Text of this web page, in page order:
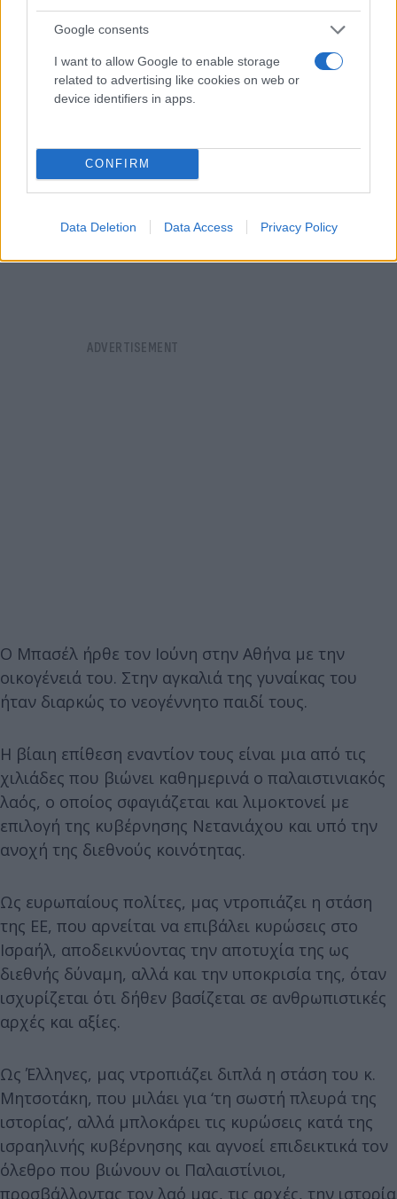
Google consents
I want to allow Google to enable storage
related to advertising like cookies on web or
device identifiers in apps.
CONFIRM
Data Deletion Data Access Privacy Policy
Μέχρι στιγμής, ο Μπασέλ Άντρα αγνοείται.
Ο Μπασέλ ήρθε τον Ιούνη στην Αθήνα με την
οικογένειά του. Στην αγκαλιά της γυναίκας του
ήταν διαρκώς το νεογέννητο παιδί τους.
Η βίαιη επίθεση εναντίον τους είναι μια από τις
χιλιάδες που βιώνει καθημερινά ο παλαιστινιακός
λαός, ο οποίος σφαγιάζεται και λιμοκτονεί με
επιλογή της κυβέρνησης Νετανιάχου και υπό την
ανοχή της διεθνούς κοινότητας.
Ως ευρωπαίους πολίτες, μας ντροπιάζει η στάση
της ΕΕ, που αρνείται να επιβάλει κυρώσεις στο
Ισραήλ, αποδεικνύοντας την αποτυχία της ως
διεθνής δύναμη, αλλά και την υποκρισία της, όταν
ισχυρίζεται ότι δήθεν βασίζεται σε ανθρωπιστικές
αρχές και αξίες.
Ως Έλληνες, μας ντροπιάζει διπλά η στάση του κ.
Μητσοτάκη, που μιλάει για ‘τη σωστή πλευρά της
ιστορίας’, αλλά μπλοκάρει τις κυρώσεις κατά της
ισραηλινής κυβέρνησης και αγνοεί επιδεικτικά τον
όλεθρο που βιώνουν οι Παλαιστίνιοι,
προσβάλλοντας τον λαό μας, τις αρχές, την ιστορία